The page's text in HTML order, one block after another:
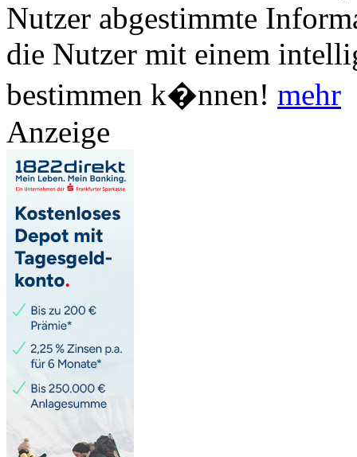
Nutzer abgestimmte
die Nutzer mit einem
bestimmen k�nnen! mehr
Anzeige